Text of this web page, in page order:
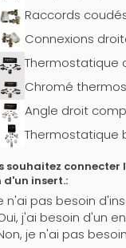
Raccords
Connexions
Thermostatique
Chromé
Angle droit
Thermostatique
souhaitez
d'un insert.:
n'ai pas besoin
j'ai besoin d'un
je n'ai pas